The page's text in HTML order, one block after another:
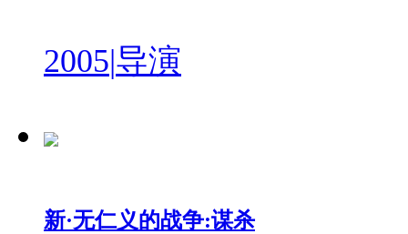
2005|导演
新·无仁义的战争:谋杀